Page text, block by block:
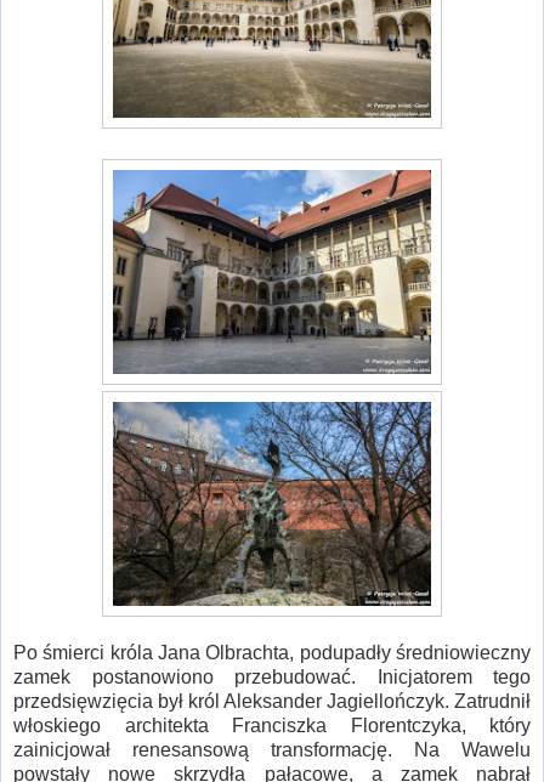
Po śmierci króla Jana Olbrachta, podupadły średniowieczny
zamek postanowiono przebudować. Inicjatorem tego
przedsięwzięcia był król Aleksander Jagiellończyk. Zatrudnił
włoskiego architekta Franciszka Florentczyka, który
zainicjował renesansową transformację. Na Wawelu
powstały nowe skrzydła pałacowe, a zamek nabrał